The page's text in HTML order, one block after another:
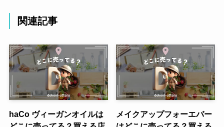
関連記事
haCo ヴィーガンオイルは
メイクアップフォーエバー